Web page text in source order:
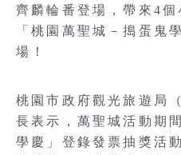
齊麟輪番登場，帶來4
「桃園萬聖城－搗蛋鬼
場！
桃園市政府觀光旅遊局
長表示，萬聖城活動期
學慶」登錄發票抽獎活